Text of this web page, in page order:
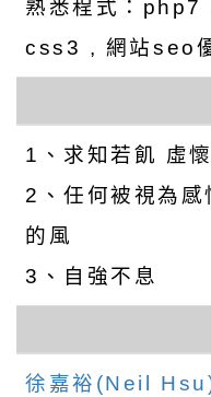
熟悉程式：
css3 , 網站seo
1、求知若飢 虛
2、任何被視為
的風
3、自強不息
徐嘉裕(Neil